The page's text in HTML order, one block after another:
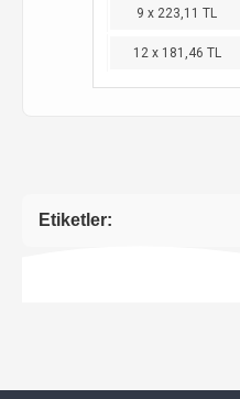
9 x 223,11 TL
12 x 181,46 TL
Etiketler: